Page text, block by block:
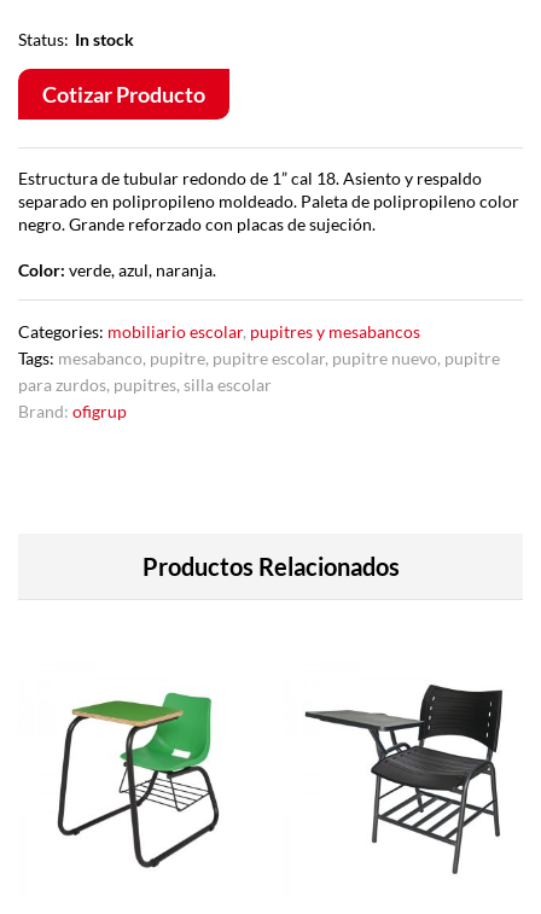
Status: In stock
Cotizar Producto
Estructura de tubular redondo de 1” cal 18. Asiento y respaldo
separado en polipropileno moldeado. Paleta de polipropileno color
negro. Grande reforzado con placas de sujeción.
Color: verde, azul, naranja.
Categories: mobiliario escolar, pupitres y mesabancos
Tags: mesabanco, pupitre, pupitre escolar, pupitre nuevo, pupitre
para zurdos, pupitres, silla escolar
Brand: ofigrup
Productos Relacionados